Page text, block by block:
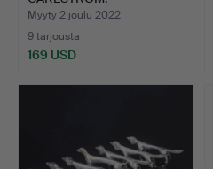
TARJOUSKULO, uushop…
Myyty 2 joulu 2022
9 tarjousta
169 USD